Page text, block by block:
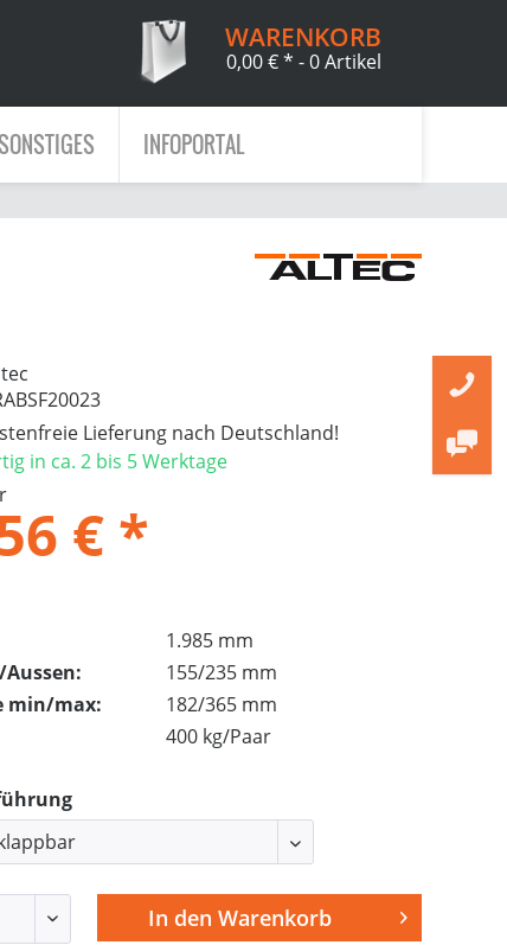
WARENKORB
0,00 € * - 0 Artikel
INFOPORTAL
Lieferung nach Deutschland!
in ca. 2 bis 5 Werktage
€ *
1.985 mm
155/235 mm
min/max:
182/365 mm
400 kg/Paar
In den Warenkorb